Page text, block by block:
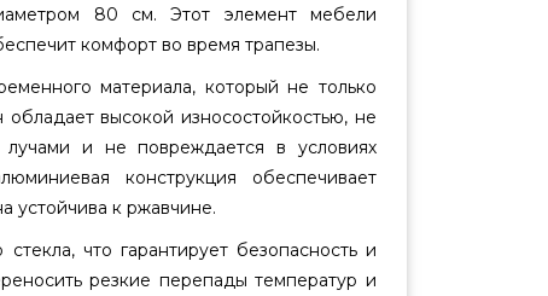
80 см. Этот элемент мебели
комфорт во время трапезы.
материала, который не только
высокой износостойкостью, не
и не повреждается в условиях
конструкция обеспечивает
устойчива к ржавчине.
что гарантирует безопасность и
резкие перепады температур и